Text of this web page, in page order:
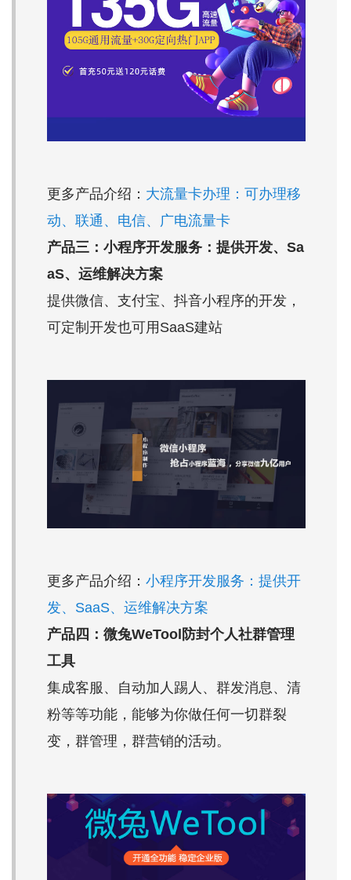
更多产品介绍： 大流量卡办理：可办理移
动、联通、电信、广电流量卡
产品三：小程序开发服务：提供开发、Sa
aS、运维解决方案
提供微信、支付宝、抖音小程序的开发，
可定制开发也可用SaaS建站
更多产品介绍： 小程序开发服务：提供开
发、SaaS、运维解决方案
产品四：微兔WeTool防封个人社群管理
工具
集成客服、自动加人踢人、群发消息、清
粉等等功能，能够为你做任何一切群裂
变，群管理，群营销的活动。